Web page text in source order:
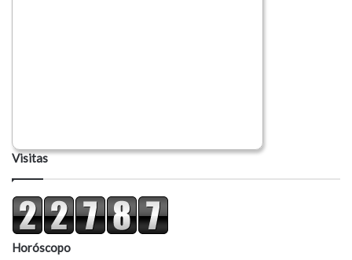
Visitas
Horóscopo